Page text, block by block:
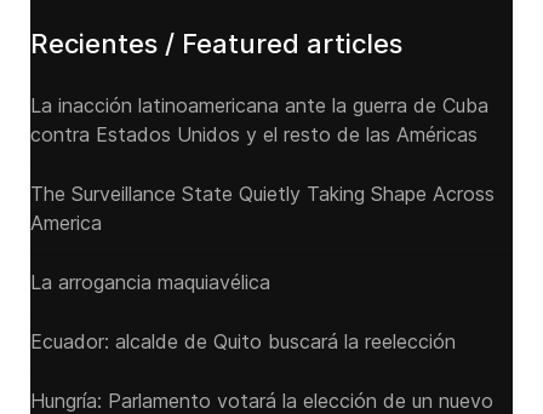
Recientes / Featured articles
La inacción latinoamericana ante la guerra de Cuba
contra Estados Unidos y el resto de las Américas
The Surveillance State Quietly Taking Shape Across
America
La arrogancia maquiavélica
Ecuador: alcalde de Quito buscará la reelección
Hungría: Parlamento votará la elección de un nuevo